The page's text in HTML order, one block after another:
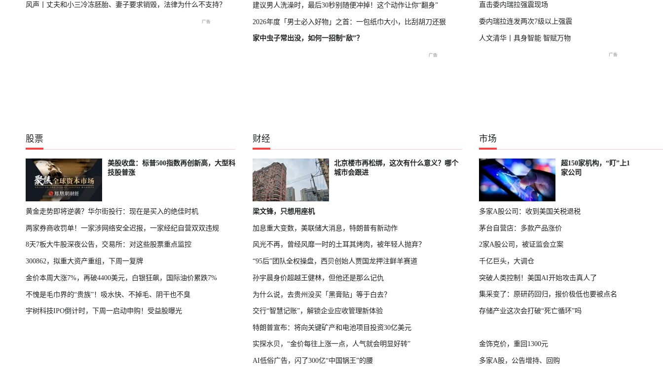
风声丨丈夫和小三冷冻胚胎、妻子要求销毁，法律为什么不支持？ 建议男人洗澡时，最后30秒别随便冲掉！这个动作让你“翻身”
2026年度「男士必入好物」之首：一包纸巾大小，比刮胡刀还狠
家中虫子常出没，如何一招制“敌”？
直击委内瑞拉强震现场
委内瑞拉连发两次7级以上强震
人文清华丨具身智能 智赋万物
股票
美股收盘：标普500指数再创新高，大型科
技股普涨
黄金走势即将逆袭？华尔街投行：现在是买入的绝佳时机
两家券商收罚单！一家涉网络安全迟报，一家经纪自营双双违规
8天7板大牛股深夜公告，交易所：对这些股票重点监控
300862，拟重大资产重组，下周一复牌
金价本周大涨7%，再破4400美元，白银狂飙，国际油价累跌7%
不愧是毛巾界的“贵族”！吸水快、不掉毛、阴干也不臭
宇树科技IPO倒计时，下周一启动申购！受益股曝光
财经
北京楼市再松绑，这次有什么意义？哪个
城市会跟进
梁文锋，只想用座机
加息重大变数，美联储大消息，特朗普有新动作
风光不再，曾经风靡一时的土耳其烤肉，被年轻人抛弃？
“95后”团队全权操盘，西贝创始人贾国龙押注鲜羊赛道
孙宇晨身价超越王健林，但他还是那么记仇
为什么说，去贵州没买「黑膏贴」等于白去？
交行“智慧记账”，解锁企业应收管理新体验
特朗普宣布：将向关键矿产和电池项目投资30亿美元
实探水贝，“金价每往上涨一点，人气就会明显好转”
AI低俗广告，闪了300亿“中国锅王”的腰
市场
超150家机构，“盯”上1
家公司
多家A股公司：收到美国关税退税
茅台自营店：多款产品涨价
2家A股公司，被证监会立案
千亿巨头，大调仓
突破人类控制！美国AI开始攻击真人了
集采变了：原研药回归，报价极低也要被点名
存储产业这次会打破“死亡循环”吗
金饰克价，重回1300元
多家A股，公告增持、回购